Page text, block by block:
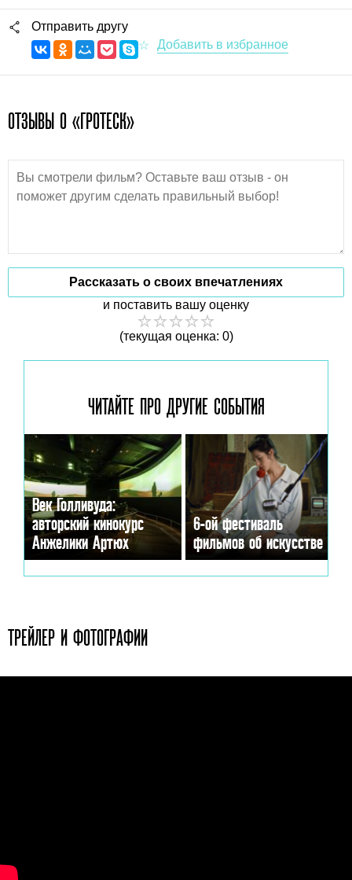
Отправить другу
ОТЗЫВЫ О «ГРОТЕСК»
Рассказать о своих впечатлениях
и поставить вашу оценку
(текущая оценка: 0)
ЧИТАЙТЕ ПРО ДРУГИЕ СОБЫТИЯ
Век Голливуда:
авторский кинокурс
Анжелики Артюх
6-ой фестиваль
фильмов об искусстве
ТРЕЙЛЕР И ФОТОГРАФИИ